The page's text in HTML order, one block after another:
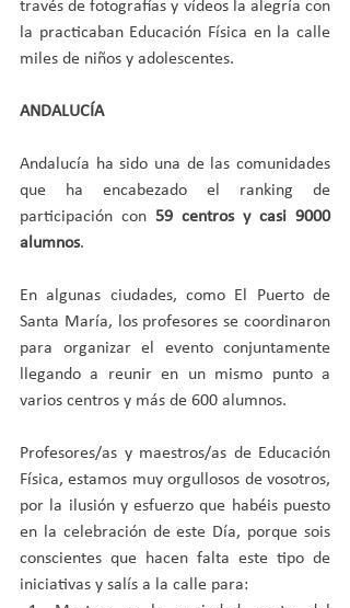
través de fotografías y vídeos la alegría con
la practicaban Educación Física en la calle
miles de niños y adolescentes.
ANDALUCÍA
Andalucía ha sido una de las comunidades
que ha encabezado el ranking de
participación con 59 centros y casi 9000
alumnos.
En algunas ciudades, como El Puerto de
Santa María, los profesores se coordinaron
para organizar el evento conjuntamente
llegando a reunir en un mismo punto a
varios centros y más de 600 alumnos.
Profesores/as y maestros/as de Educación
Física, estamos muy orgullosos de vosotros,
por la ilusión y esfuerzo que habéis puesto
en la celebración de este Día, porque sois
conscientes que hacen falta este tipo de
iniciativas y salís a la calle para: